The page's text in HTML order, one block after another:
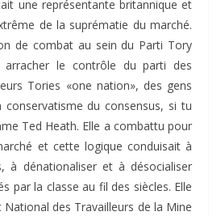
une représentante britannique et
de la suprématie du marché.
de combat au sein du Parti Tory
arracher le contrôle du parti des
Tories «one nation», des gens
du consensus, si tu
Ted Heath. Elle a combattu pour
et cette logique conduisait à
à dénationaliser et à désocialiser
par la classe au fil des siècles. Elle
National des Travailleurs de la Mine